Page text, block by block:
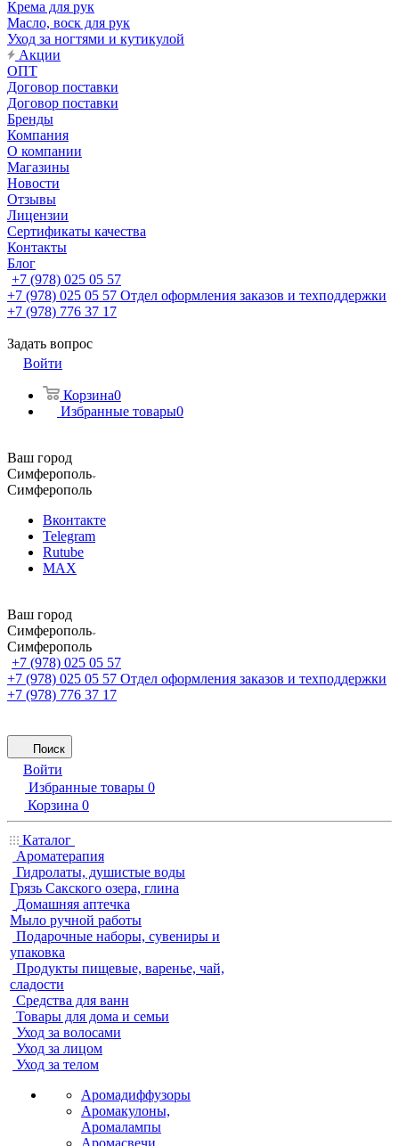
Крема для рук
Масло, воск для рук
Уход за ногтями и кутикулой
Акции
ОПТ
Договор поставки
Договор поставки
Бренды
Компания
О компании
Магазины
Новости
Отзывы
Лицензии
Сертификаты качества
Контакты
Блог
+7 (978) 025 05 57
+7 (978) 025 05 57 Отдел оформления заказов и техподдержки
+7 (978) 776 37 17
Задать вопрос
Войти
Корзина0
Избранные товары0
Ваш город
Симферополь
Симферополь
Вконтакте
Telegram
Rutube
MAX
Ваш город
Симферополь
Симферополь
+7 (978) 025 05 57
+7 (978) 025 05 57 Отдел оформления заказов и техподдержки
+7 (978) 776 37 17
Поиск
Войти
Избранные товары 0
Корзина 0
Каталог
Ароматерапия
Гидролаты, душистые воды
Грязь Сакского озера, глина
Домашняя аптечка
Мыло ручной работы
Подарочные наборы, сувениры и
упаковка
Продукты пищевые, варенье, чай,
сладости
Средства для ванн
Товары для дома и семьи
Уход за волосами
Уход за лицом
Уход за телом
Аромадиффузоры
Аромакулоны,
Аромалампы
Аромасвечи